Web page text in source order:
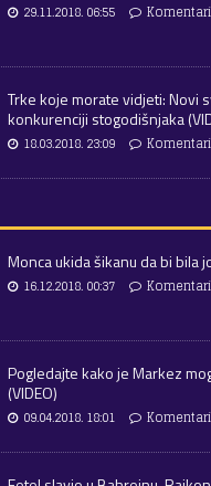
29.11.2018. 06:55
Trke koje morate vidjeti: Novi
konkurenciji stogodišnjaka
18.03.2018. 23:09
Monca ukida šikanu da bi bila
16.12.2018. 00:37
Pogledajte kako je Markez
(VIDEO)
09.04.2018. 18:01